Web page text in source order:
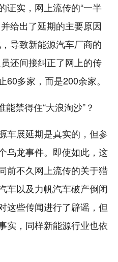
证实，网上流传的“一半
给出了延期的主要原因
导致新能源汽车厂商的
还间接纠正了网上的传
多家，而是200余家。
车展延期是真实的，但参
乌龙事件。即使如此，这
前不久网上流传的关于猎
车以及力帆汽车破产倒闭
这些传闻进行了辟谣，但
实，同样新能源行业也依